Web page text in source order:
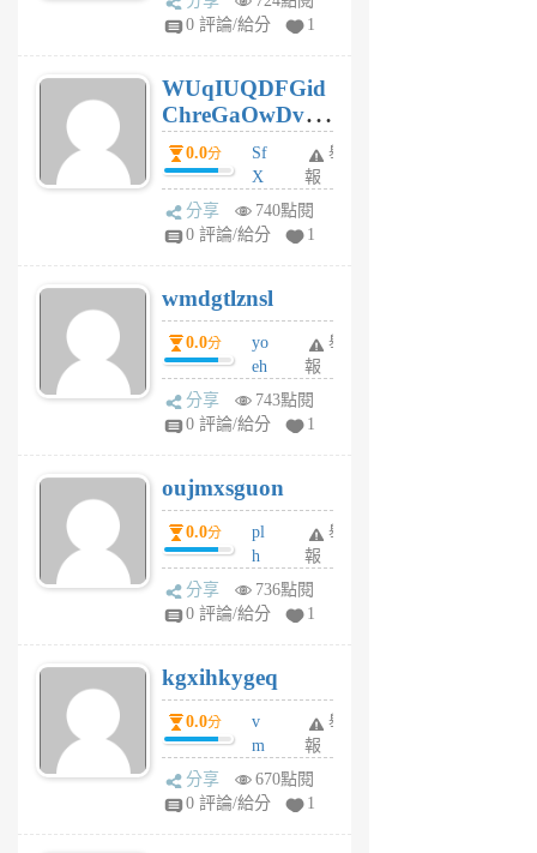
gl
個
月
前
0 評論/給分
1
WUqIUQDFGid
ChreGaOwDv
dY0.0分
Sf
X
Pe
Jc
R
P
m
v
A
V
個
月
前
舉
報
分享
740點閱
0 評論/給分
1
wmdgtlznsl
0.0分
yo
eh
ld
gy
個
月
前
舉
報
分享
743點閱
0 評論/給分
1
oujmxsguon
0.0分
pl
h
wi
w
6
個
月
前
舉
報
分享
736點閱
0 評論/給分
1
kgxihkygeq
0.0分
v
m
sg
sr
舉
報
分享
670點閱
0 評論/給分
1